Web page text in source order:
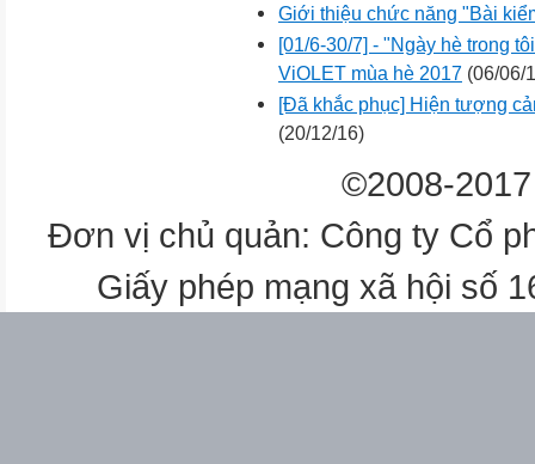
Giới thiệu chức năng "Bài
[01/6-30/7] - "Ngày hè trong
ViOLET mùa hè 2017 (06/06/
[Đã khắc phục] Hiện tượng
(20/12/16)
©2008-
Đơn vị chủ quản: Công ty Cổ
Giấy phép mạng xã hội số